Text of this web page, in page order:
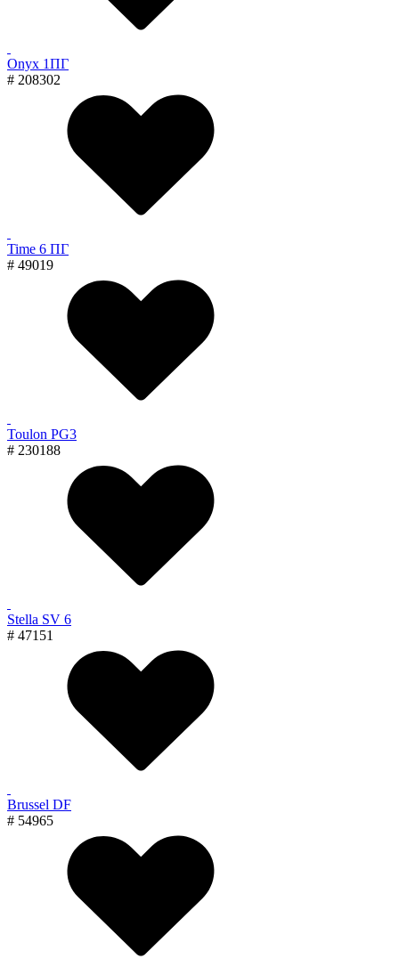
Onyx 1ПГ
# 208302
Time 6 ПГ
# 49019
Toulon PG3
# 230188
Stella SV 6
# 47151
Brussel DF
# 54965